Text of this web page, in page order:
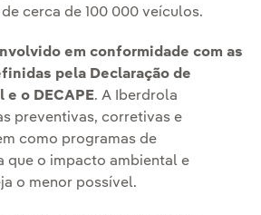
cerca de 100 000 veículos.
em conformidade com as
pela Declaração de
e o DECAPE. A Iberdrola
preventivas, corretivas e
como programas de
que o impacto ambiental e
o menor possível.